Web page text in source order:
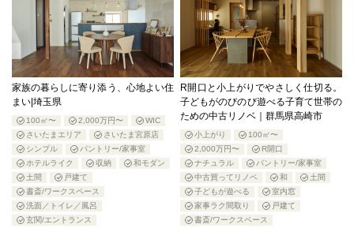
家族の暮らしに寄り添う、心地よい住
まい|埼玉県
100㎡〜 2,000万円〜
WIC
さいたまエリア
さいたま宮原店
シンプル
パントリー/家事室
ホテルライク
収納
和モダン
土間
戸建て
書斎/ワークスペース
洗面／トイレ／風呂
玄関/エントランス
R開口と小上がりでやさしく仕切る。
子どもがのびのび遊べる子育て世帯の
ための中古リノベ｜群馬県高崎市
小上がり
100㎡〜
2,000万円〜
R開口
ナチュラル
パントリー/家事室
中古買ってリノベ
和
土間
子どもが遊べる
室内窓
家事ラク間取り
戸建て
書斎/ワークスペース